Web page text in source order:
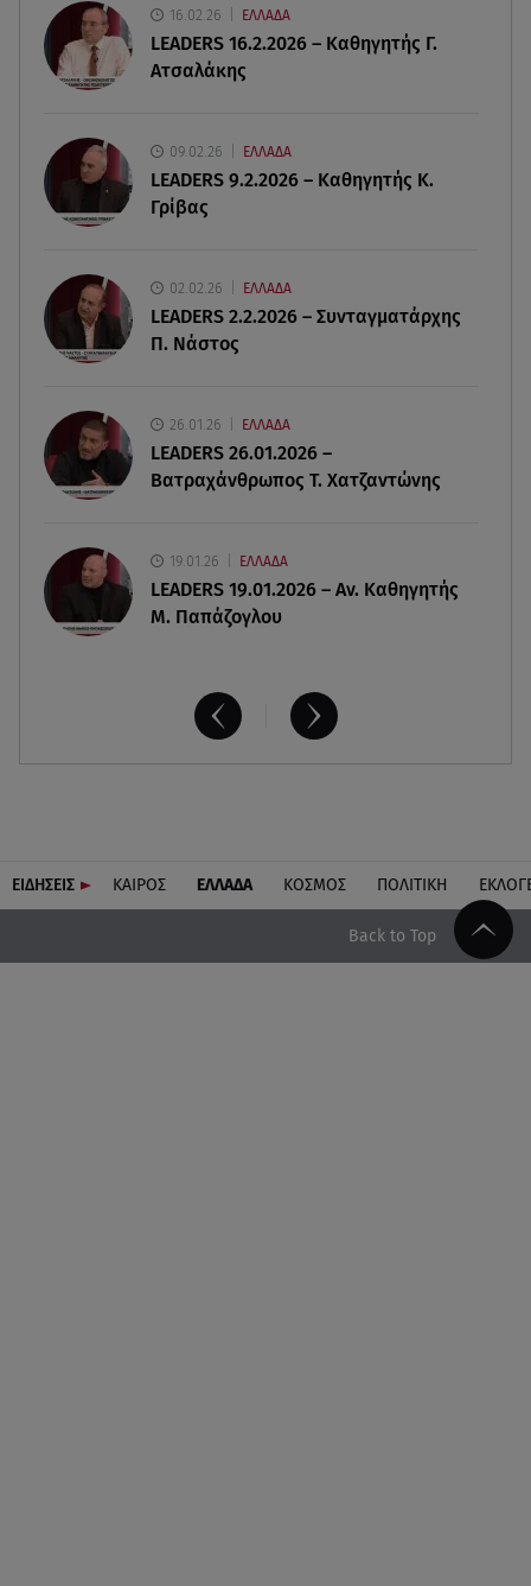
Πάρος: Χωρίς ναυαγοσώστη η πισίνα του beach
bar όπου πνίγηκε ο 4χρονος
θαλάσσια απορρίμματα
09.08.26 , 12:13
09.08.26 , 12:00
Πώς να αποσυνδεθείς (ρεαλιστικά) από το άγχος
στις διακοπές
09.08.26 , 11:55
Διακοπές στην Κρήτη κάνει ο πρωθυπουργός
16.02.26 ΕΛΛΑΔΑ
LEADERS 16.2.2026 – Καθηγητής Γ.
Ατσαλάκης
09.02.26 ΕΛΛΑΔΑ
LEADERS 9.2.2026 – Καθηγητής Κ.
Γρίβας
02.02.26 ΕΛΛΑΔΑ
LEADERS 2.2.2026 – Συνταγματάρχης
Π. Νάστος
26.01.26 ΕΛΛΑΔΑ
LEADERS 26.01.2026 –
Βατραχάνθρωπος Τ. Χατζαντώνης
19.01.26 ΕΛΛΑΔΑ
LEADERS 19.01.2026 – Αν. Καθηγητής
Μ. Παπάζογλου
ΕΙΔΗΣΕΙΣ ΚΑΙΡΟΣ ΕΛΛΑΔΑ ΚΟΣΜΟΣ ΠΟΛΙΤΙΚΗ
Back to Top